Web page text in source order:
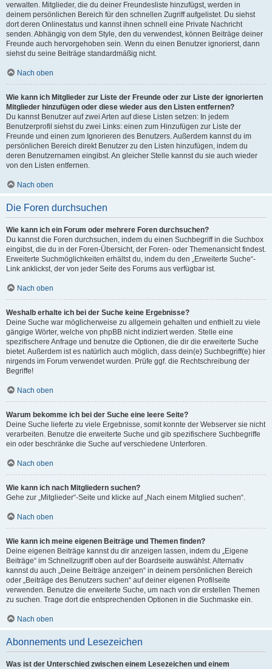
verwalten. Mitglieder, die du deiner Freundesliste hinzufügst, werden in
deinem persönlichen Bereich für den schnellen Zugriff aufgelistet. Du siehst
dort deren Onlinestatus und kannst ihnen schnell eine Private Nachricht
senden. Abhängig von dem Style, den du verwendest, können Beiträge deiner
Freunde auch hervorgehoben sein. Wenn du einen Benutzer ignorierst, dann
siehst du seine Beiträge standardmäßig nicht.
Nach oben
Wie kann ich Mitglieder zur Liste der Freunde oder zur Liste der ignorierten
Mitglieder hinzufügen oder diese wieder aus den Listen entfernen?
Du kannst Benutzer auf zwei Arten auf diese Listen setzen: In jedem
Benutzerprofil siehst du zwei Links: einen zum Hinzufügen zur Liste der
Freunde und einen zum Ignorieren des Benutzers. Außerdem kannst du im
persönlichen Bereich direkt Benutzer zu den Listen hinzufügen, indem du
deren Benutzernamen eingibst. An gleicher Stelle kannst du sie auch wieder
von den Listen entfernen.
Nach oben
Die Foren durchsuchen
Wie kann ich ein Forum oder mehrere Foren durchsuchen?
Du kannst die Foren durchsuchen, indem du einen Suchbegriff in die Suchbox
eingibst, die du in der Foren-Übersicht, der Foren- oder Themenansicht findest.
Erweiterte Suchmöglichkeiten erhältst du, indem du den „Erweiterte Suche“-
Link anklickst, der von jeder Seite des Forums aus verfügbar ist.
Nach oben
Weshalb erhalte ich bei der Suche keine Ergebnisse?
Deine Suche war möglicherweise zu allgemein gehalten und enthielt zu viele
gängige Wörter, welche von phpBB nicht indiziert werden. Stelle eine
spezifischere Anfrage und benutze die Optionen, die dir die erweiterte Suche
bietet. Außerdem ist es natürlich auch möglich, dass dein(e) Suchbegriff(e) hier
nirgends im Forum verwendet wurden. Prüfe ggf. die Rechtschreibung der
Begriffe!
Nach oben
Warum bekomme ich bei der Suche eine leere Seite?
Deine Suche lieferte zu viele Ergebnisse, somit konnte der Webserver sie nicht
verarbeiten. Benutze die erweiterte Suche und gib spezifischere Suchbegriffe
ein oder beschränke die Suche auf verschiedene Unterforen.
Nach oben
Wie kann ich nach Mitgliedern suchen?
Gehe zur „Mitglieder“-Seite und klicke auf „Nach einem Mitglied suchen“.
Nach oben
Wie kann ich meine eigenen Beiträge und Themen finden?
Deine eigenen Beiträge kannst du dir anzeigen lassen, indem du „Eigene
Beiträge“ im Schnellzugriff oben auf der Boardseite auswählst. Alternativ
kannst du auch „Deine Beiträge anzeigen“ in deinem persönlichen Bereich
oder „Beiträge des Benutzers suchen“ auf deiner eigenen Profilseite
verwenden. Benutze die erweiterte Suche, um nach von dir erstellen Themen
zu suchen. Trage dort die entsprechenden Optionen in die Suchmaske ein.
Nach oben
Abonnements und Lesezeichen
Was ist der Unterschied zwischen einem Lesezeichen und einem